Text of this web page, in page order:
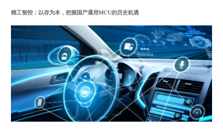
精工智控：以存为本，把握国产通用MCU的历史机遇